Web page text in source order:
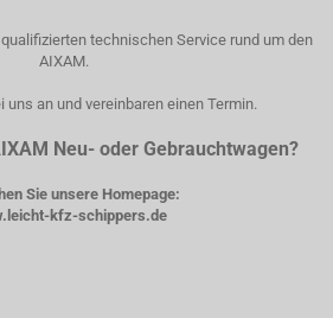
technischen Service rund um den
AIXAM.
uns an und vereinbaren einen Termin.
Neu- oder Gebrauchtwagen?
Sie unsere Homepage:
kfz-schippers.de